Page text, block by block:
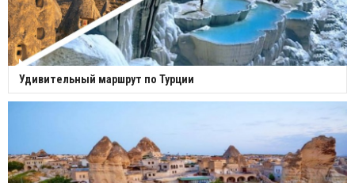
Удивительный маршрут по Турции